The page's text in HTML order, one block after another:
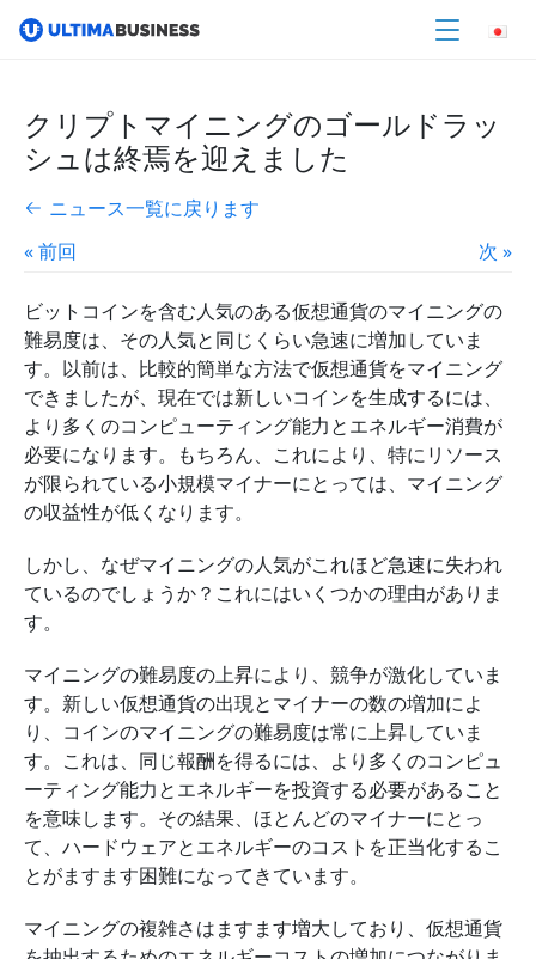
クリプトマイニングのゴールドラッ
シュは終焉を迎えました
ニュース一覧に戻ります
« 前回
次 »
ビットコインを含む人気のある仮想通貨のマイニングの
難易度は、その人気と同じくらい急速に増加していま
す。以前は、比較的簡単な方法で仮想通貨をマイニング
できましたが、現在では新しいコインを生成するには、
より多くのコンピューティング能力とエネルギー消費が
必要になります。もちろん、これにより、特にリソース
が限られている小規模マイナーにとっては、マイニング
の収益性が低くなります。
しかし、なぜマイニングの人気がこれほど急速に失われ
ているのでしょうか？これにはいくつかの理由がありま
す。
マイニングの難易度の上昇により、競争が激化していま
す。新しい仮想通貨の出現とマイナーの数の増加によ
り、コインのマイニングの難易度は常に上昇していま
す。これは、同じ報酬を得るには、より多くのコンピュ
ーティング能力とエネルギーを投資する必要があること
を意味します。その結果、ほとんどのマイナーにとっ
て、ハードウェアとエネルギーのコストを正当化するこ
とがますます困難になってきています。
マイニングの複雑さはますます増大しており、仮想通貨